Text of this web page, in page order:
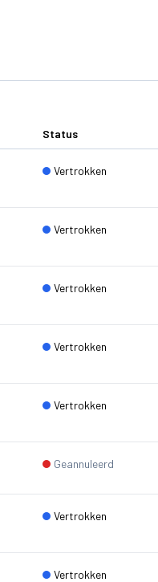
Status
Vertrokken
Vertrokken
Vertrokken
Vertrokken
Vertrokken
Geannuleerd
Vertrokken
Vertrokken